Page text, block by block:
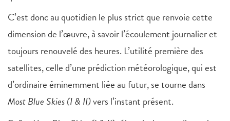
C’est donc au quotidien le plus strict que renvoie cette
dimension de l’œuvre, à savoir l’écoulement journalier et
toujours renouvelé des heures. L’utilité première des
satellites, celle d’une prédiction météorologique, qui est
d’ordinaire éminemment liée au futur, se tourne dans
Most Blue Skies (I & II)vers l’instant présent.